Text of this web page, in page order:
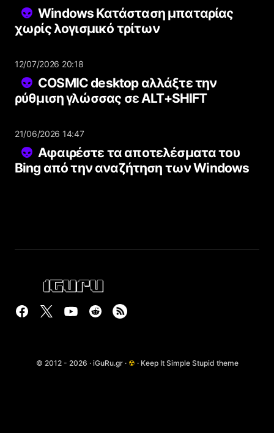
Windows Κατάσταση μπαταρίας
χωρίς λογισμικό τρίτων
12/07/2026 20:18
COSMIC desktop αλλάξτε την
ρύθμιση γλώσσας σε ALT+SHIFT
21/06/2026 14:47
Αφαιρέστε τα αποτελέσματα του
Bing από την αναζήτηση των Windows
© 2012 - 2026 · iGuRu.gr · ☢ · Keep It Simple Stupid theme